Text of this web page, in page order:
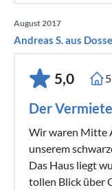
August 2017
Andreas S. aus
5,0 5
Der
Wir waren Mitte
unserem
Das Haus liegt
tollen Blick über